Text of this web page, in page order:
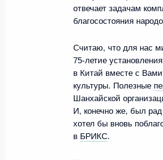
21 января 2025 года, 12:30
20 января 2025
Совещание с
20 января 2025 года, 16:50
19 января 2025 года,
отвечает задачам
благосостояния
Считаю, что для нас
75-летие
в Китай вместе с
культуры. Полезные
Шанхайской
И, конечно же, был рад
хотел бы вновь
в БРИКС.